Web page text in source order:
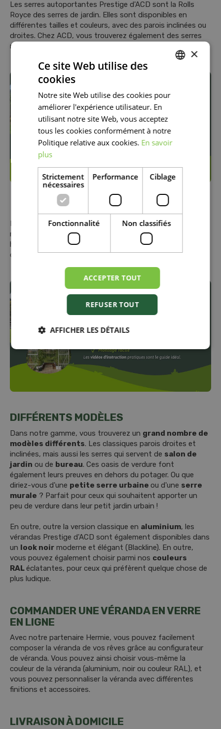
Les serres autoportantes Prestige d'ACD sont la Rolls
Royce des serres de jardin. Elles sont disponibles en
différentes tailles et couleurs, avec des parois inclinées ou
droites. Chez ACD, vous trouverez également des serres
murales et des serres urbaines plus petites dans la gamme
Serres en verre Vitavia à petit prix
Les serres Vitavia sont réputées pour leur excellent
rapport qualité-prix. Elles sont fabriquées en verre
horticole robuste ou en verre de sécurité et sont dotées
d'une fondation en acier.
DIFFÉRENTS MODÈLES
Dans notre gamme, vous trouverez un grand nombre de
modèles différents. Les classiques parois droites et
inclinées, mais aussi les serres qui servent de salon de
jardin ou de bureau. Ces oasis de verdure font
également leurs preuves en dehors du potager. Ou que
diriez-vous d'une petite serre urbaine ou d'une serre
murale ? Parfait pour ceux qui souhaitent apporter un
peu de verdure dans leur petit jardin urbain !
En outre, outre la version classique en aluminium, les
vérandas Prestige d'ACD sont également disponibles dans
un look noir moderne et élégant (Blackline). En outre,
vous pouvez également choisir parmi nos couleurs
RALéclatantes, pour ceux qui préfèrent quelque chose de
plus ludique.
COMMANDER UNE VÉRANDA EN VERRE
EN LIGNE
Avec notre partenaire Hermie, vous pouvez facilement
composer la véranda de vos rêves grâce au configurateur
de véranda. Vous pouvez ainsi choisir vous-même la
couleur de la véranda (aluminium, noir ou couleur RAL), et
vous pouvez personnaliser la véranda avec différentes
finitions et accessoires.
LIVRAISON À DOMICILE
FRENCH
×
Ce site Web utilise des
cookies
Notre site Web utilise des cookies pour
améliorer l'expérience utilisateur. En
utilisant notre site Web, vous acceptez
tous les cookies conformément à notre
Politique relative aux cookies. En savoir
plus
Strictement
nécessaires
Performance Ciblage
Fonctionnalité Non classifiés
ACCEPTER TOUT
REFUSER TOUT
AFFICHER LES DÉTAILS